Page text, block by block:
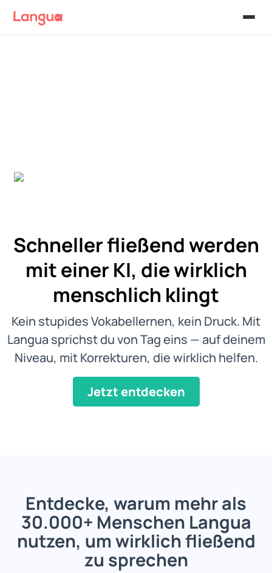
Schneller fließend werden
mit einer KI, die wirklich
menschlich klingt
Kein stupides Vokabellernen, kein Druck. Mit
Langua sprichst du von Tag eins — auf deinem
Niveau, mit Korrekturen, die wirklich helfen.
Jetzt entdecken
Entdecke, warum mehr als
30.000+ Menschen Langua
nutzen, um wirklich fließend
zu sprechen